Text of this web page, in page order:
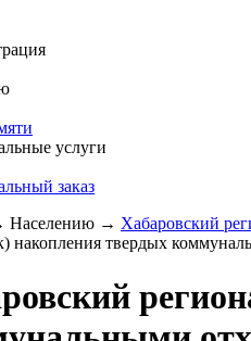
услуги
заказ
Населению → Хабаровский
накопления твердых